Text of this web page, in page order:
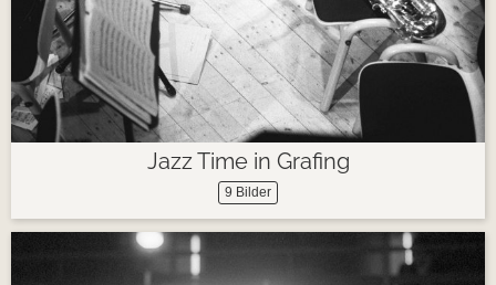
Jazz Time in Grafing
9 Bilder